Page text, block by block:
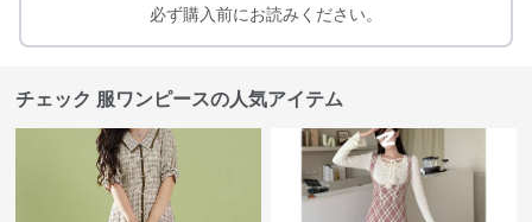
必ず購入前にお読みください。
チェック 服ワンピースの人気アイテム